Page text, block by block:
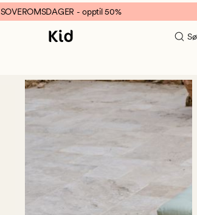
SOVEROMSDAGER - opptil 50%